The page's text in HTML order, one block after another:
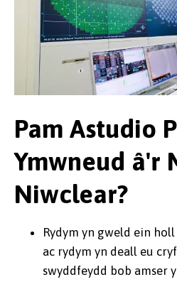
Pam Astudio
Ymwneud â'r
Niwclear?
Rydym yn gweld ein
ac rydym yn deall eu
swyddfeydd bob amser